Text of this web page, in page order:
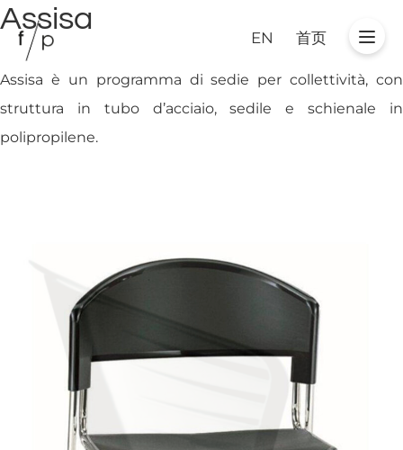
EN 首页
Assisa
Assisa è un programma di sedie per collettività, con
struttura in tubo d’acciaio, sedile e schienale in
polipropilene.